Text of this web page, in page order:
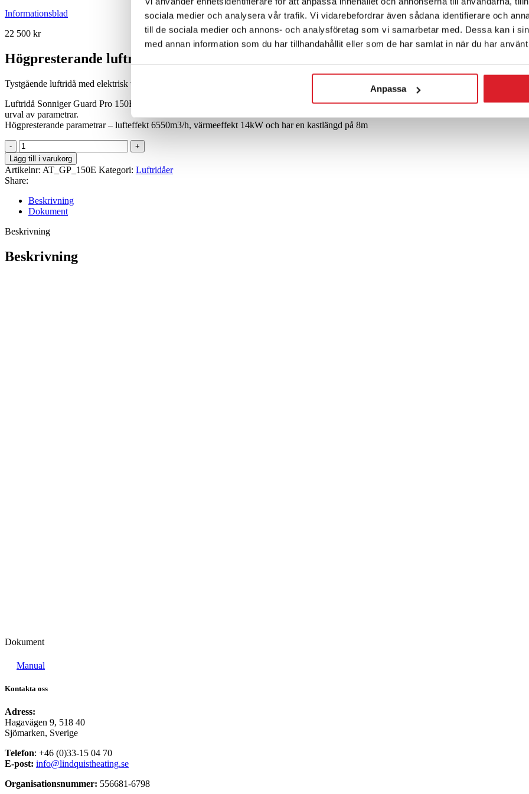
sociala medier och analysera vår trafik. Vi vidarebefordrar även sådana identifierare och
till de sociala medier och annons- och analysföretag som vi samarbetar med. Dessa kan i
med annan information som du har tillhandahållit eller som de har samlat in när du har
Anpassa
Informationsblad
22 500 kr
Högpresterande luftridå
Tystgående luftridå med elektrisk värmare, avsedd för industriellt bruk.
Luftridå Sonniger Guard Pro 150E är tillverkad av högsta kvalitet, avancerad teknik och drifthastighet. Luftridån använder två
urval av parametrar.
Högpresterande parametrar – lufteffekt 6550m3/h, värmeeffekt 14kW och har en kastlängd på 8m
Luftridå
Sonniger
Guard
Pro
150E
mängd
Lägg till i varukorg
Artikelnr: AT_GP_150E Kategori: Luftridåer
Share:
Beskrivning
Dokument
Beskrivning
Beskrivning
Dokument
Manual
Kontakta oss
Adress:
Hagavägen 9, 518 40
Sjömarken, Sverige
Telefon: +46 (0)33-15 04 70
E-post: info@lindquistheating.se
Organisationsnummer: 556681-6798